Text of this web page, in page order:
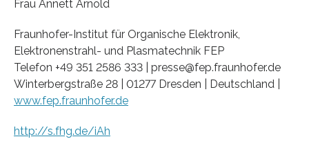
Frau Annett Arnold
Fraunhofer-Institut für Organische Elektronik,
Elektronenstrahl- und Plasmatechnik FEP
Telefon +49 351 2586 333 | presse@fep.fraunhofer.de
Winterbergstraße 28 | 01277 Dresden | Deutschland |
www.fep.fraunhofer.de
http://s.fhg.de/iAh